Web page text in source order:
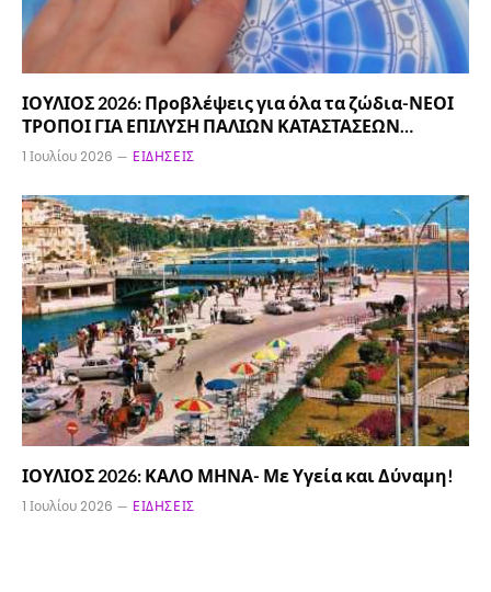
ΙΟΥΛΙΟΣ 2026: Προβλέψεις για όλα τα ζώδια-ΝΕΟΙ
ΤΡΟΠΟΙ ΓΙΑ ΕΠΙΛΥΣΗ ΠΑΛΙΩΝ ΚΑΤΑΣΤΑΣΕΩΝ…
1 Ιουλίου 2026 ΕΙΔΉΣΕΙΣ
ΙΟΥΛΙΟΣ 2026: ΚΑΛΟ ΜΗΝΑ- Με Υγεία και Δύναμη!
1 Ιουλίου 2026 ΕΙΔΉΣΕΙΣ